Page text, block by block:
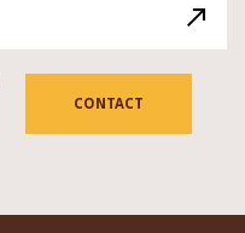
CONTACT